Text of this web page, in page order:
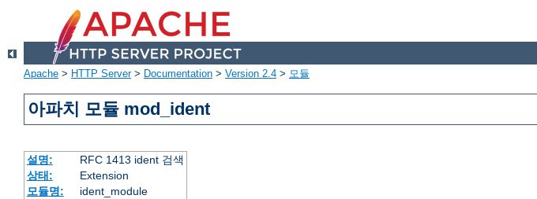
Apache > HTTP Server> Documentation > Version 2.4 > 모듈
아파치 모듈 mod_ident
설명:
RFC 1413 ident 검색
상태:
Extension
모듈명:
ident_module